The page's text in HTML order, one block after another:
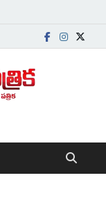
Telangana
Today Telugu News,
లో తాజా అప్‌డేట్స్ ,